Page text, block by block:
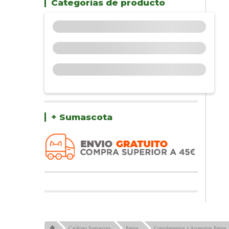
Categorías de producto
+ Sumascota